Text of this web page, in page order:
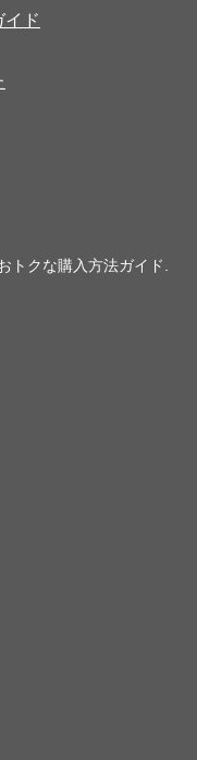
イド
トクな購入方法ガイド.